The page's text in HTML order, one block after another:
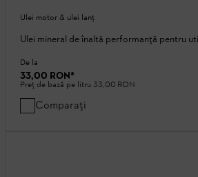
Ulei motor & ulei lanţ
Ulei mineral de înaltă performanță pentru
De la
33,00 RON*
Preț de bază pe litru 33,00 RON
Comparați